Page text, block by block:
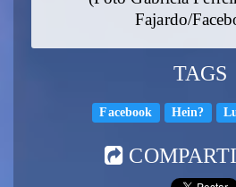
Fajardo/
TAGS
Facebook Hein?